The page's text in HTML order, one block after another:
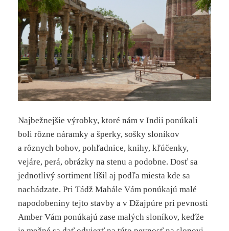
Najbežnejšie výrobky, ktoré nám v Indii ponúkali
boli rôzne náramky a šperky, sošky sloníkov
a rôznych bohov, pohľadnice, knihy, kľúčenky,
vejáre, perá, obrázky na stenu a podobne. Dosť sa
jednotlivý sortiment líšil aj podľa miesta kde sa
nachádzate. Pri Tádž Mahále Vám ponúkajú malé
napodobeniny tejto stavby a v Džajpúre pri pevnosti
Amber Vám ponúkajú zase malých sloníkov, keďže